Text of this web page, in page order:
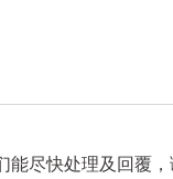
尽快处理及回覆